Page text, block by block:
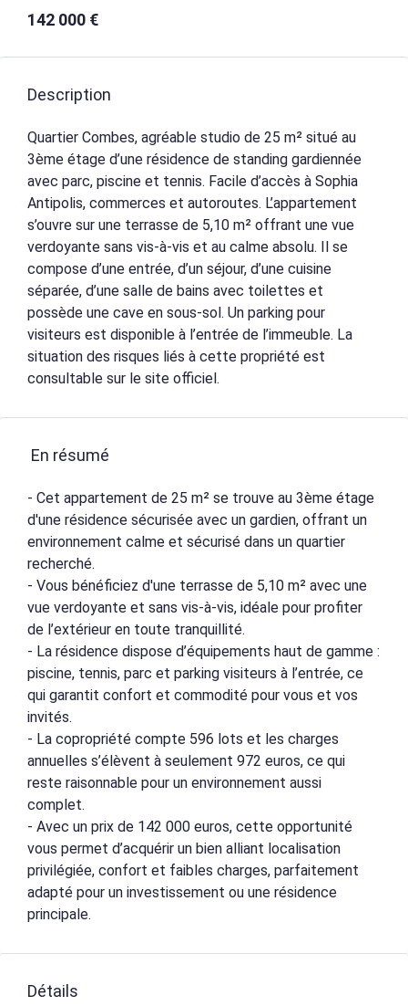
142 000 €
Description
Quartier Combes, agréable studio de 25 m² situé au
3ème étage d’une résidence de standing gardiennée
avec parc, piscine et tennis. Facile d’accès à Sophia
Antipolis, commerces et autoroutes. L’appartement
s’ouvre sur une terrasse de 5,10 m² offrant une vue
verdoyante sans vis-à-vis et au calme absolu. Il se
compose d’une entrée, d’un séjour, d’une cuisine
séparée, d’une salle de bains avec toilettes et
possède une cave en sous-sol. Un parking pour
visiteurs est disponible à l’entrée de l’immeuble. La
situation des risques liés à cette propriété est
consultable sur le site officiel.
En résumé
- Cet appartement de 25 m² se trouve au 3ème étage
d'une résidence sécurisée avec un gardien, offrant un
environnement calme et sécurisé dans un quartier
recherché.
- Vous bénéficiez d'une terrasse de 5,10 m² avec une
vue verdoyante et sans vis-à-vis, idéale pour profiter
de l’extérieur en toute tranquillité.
- La résidence dispose d’équipements haut de gamme :
piscine, tennis, parc et parking visiteurs à l’entrée, ce
qui garantit confort et commodité pour vous et vos
invités.
- La copropriété compte 596 lots et les charges
annuelles s’élèvent à seulement 972 euros, ce qui
reste raisonnable pour un environnement aussi
complet.
- Avec un prix de 142 000 euros, cette opportunité
vous permet d’acquérir un bien alliant localisation
privilégiée, confort et faibles charges, parfaitement
adapté pour un investissement ou une résidence
principale.
Détails